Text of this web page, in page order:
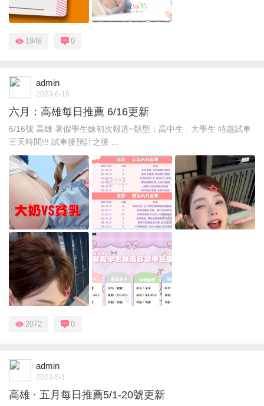
1946 0
admin
2023-6-16
六月：高雄每日推薦 6/16更新
6/16號 高雄 暑假學生妹初次報道~類型：高中生 · 大學生 特惠試車
三天時間!!! 試車後預計之後 ...
2072 0
admin
2023-5-1
高雄 · 五月每日推薦5/1-20號更新